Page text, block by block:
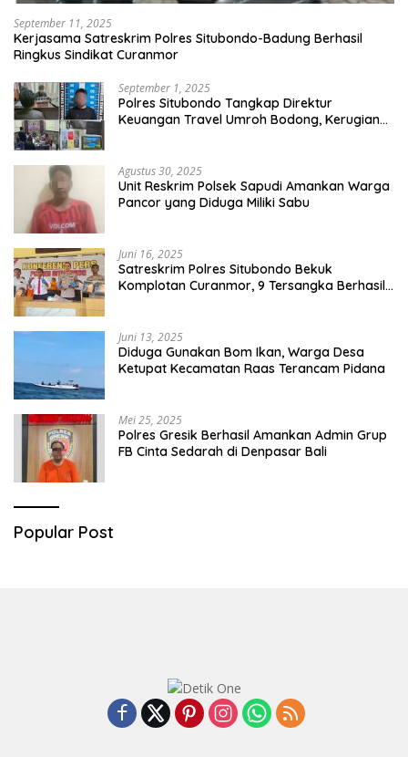
September 11, 2025
Kerjasama Satreskrim Polres Situbondo-Badung Berhasil
Ringkus Sindikat Curanmor
September 1, 2025
Polres Situbondo Tangkap Direktur
Keuangan Travel Umroh Bodong, Kerugian
Agustus 30, 2025
Unit Reskrim Polsek Sapudi Amankan Warga
Pancor yang Diduga Miliki Sabu
Juni 16, 2025
Satreskrim Polres Situbondo Bekuk
Komplotan Curanmor, 9 Tersangka Berhasil
Juni 13, 2025
Diduga Gunakan Bom Ikan, Warga Desa
Ketupat Kecamatan Raas Terancam Pidana
Mei 25, 2025
Polres Gresik Berhasil Amankan Admin Grup
FB Cinta Sedarah di Denpasar Bali
Popular Post